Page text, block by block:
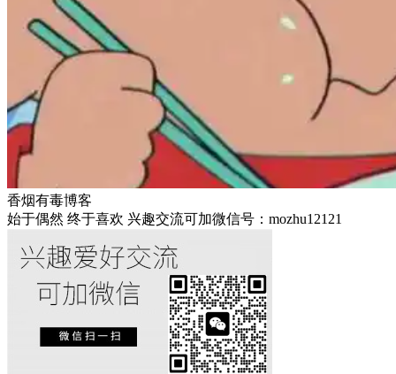
香烟有毒博客
始于偶然 终于喜欢 兴趣交流可加微信号：mozhu12121